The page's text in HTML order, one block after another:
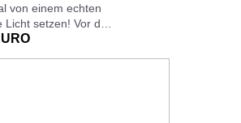
von einem echten
setzen! Vor d…